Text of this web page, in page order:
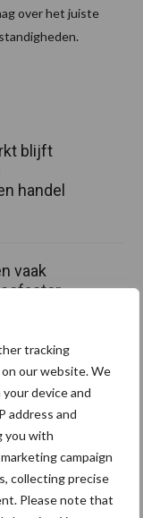
tracking
our website. We
device and
address and
you with
campaign
collecting precise
Please note that
over het juiste
blijft
handel
vaak
en
in